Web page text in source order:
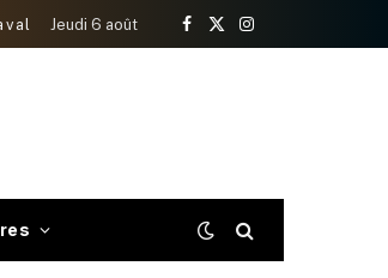
Jeudi 6 août
Facebook
X
Instagram